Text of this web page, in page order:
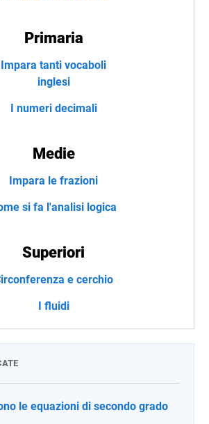
Primaria
Impara tanti vocaboli
inglesi
I numeri decimali
Medie
Impara le frazioni
si fa l'analisi logica
Superiori
e cerchio
I fluidi
le equazioni di secondo grado